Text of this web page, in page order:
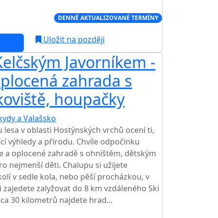
DENNĚ AKTUALIZOVANÉ TERMÍNY
Uložit na později
Javorníkem -
zahrada s
houpačky
a Valašsko
v oblasti Hostýnských vrchů ocení ti,
výhledy a přírodu. Chvíle odpočinku
a oplocené zahradě s ohništěm, dětským
nejmenší děti. Chalupu si užijete
v sedle kola, nebo pěší procházkou, v
zalyžovat do 8 km vzdáleného Ski
30 kilometrů najdete hrad...